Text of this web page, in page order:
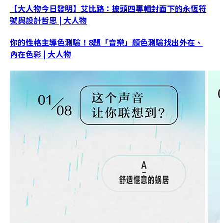
【大人物今日發明】艾比路：披頭四專輯封面下的永恆符
號與設計哲思 | 大人物
你的性格主導色測驗！8題「音樂」顏色測驗找出外在、
內在色彩 | 大人物